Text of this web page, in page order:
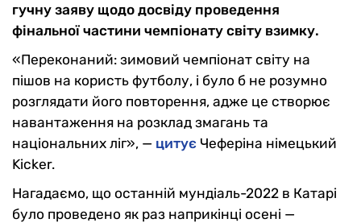
гучну заяву щодо досвіду проведення
фінальної частини чемпіонату світу взимку.
«Переконаний: зимовий чемпіонат світу на
пішов на користь футболу, і було б не розумно
розглядати його повторення, адже це створює
навантаження на розклад змагань та
національних ліг», — цитує Чеферіна німецький
Kicker.
Нагадаємо, що останній мундіаль-2022 в Катарі
було проведено як раз наприкінці осені —